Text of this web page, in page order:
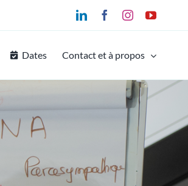
LinkedInFacebookInstagram
Dates Contact et à propos